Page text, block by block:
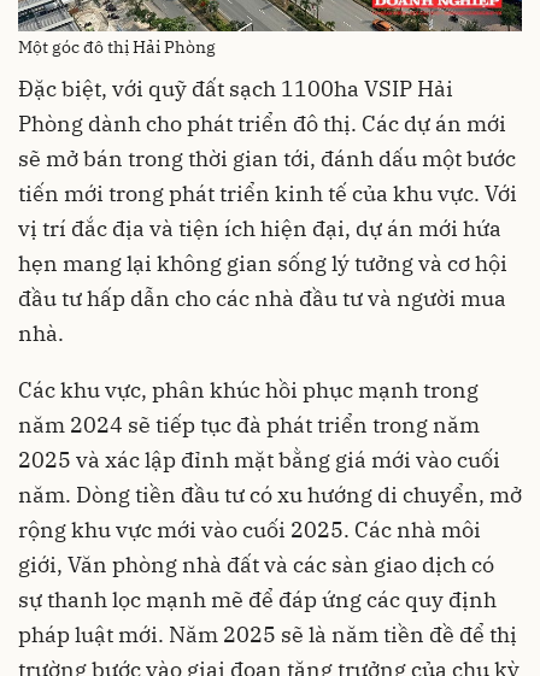
Một góc đô thị Hải Phòng
Đặc biệt, với quỹ đất sạch 1100ha VSIP Hải
Phòng dành cho phát triển đô thị. Các dự án mới
sẽ mở bán trong thời gian tới, đánh dấu một bước
tiến mới trong phát triển kinh tế của khu vực. Với
vị trí đắc địa và tiện ích hiện đại, dự án mới hứa
hẹn mang lại không gian sống lý tưởng và cơ hội
đầu tư hấp dẫn cho các nhà đầu tư và người mua
nhà.
Các khu vực, phân khúc hồi phục mạnh trong
năm 2024 sẽ tiếp tục đà phát triển trong năm
2025 và xác lập đỉnh mặt bằng giá mới vào cuối
năm. Dòng tiền đầu tư có xu hướng di chuyển, mở
rộng khu vực mới vào cuối 2025. Các nhà môi
giới, Văn phòng nhà đất và các sàn giao dịch có
sự thanh lọc mạnh mẽ để đáp ứng các quy định
pháp luật mới. Năm 2025 sẽ là năm tiền đề để thị
trường bước vào giai đoạn tăng trưởng của chu kỳ